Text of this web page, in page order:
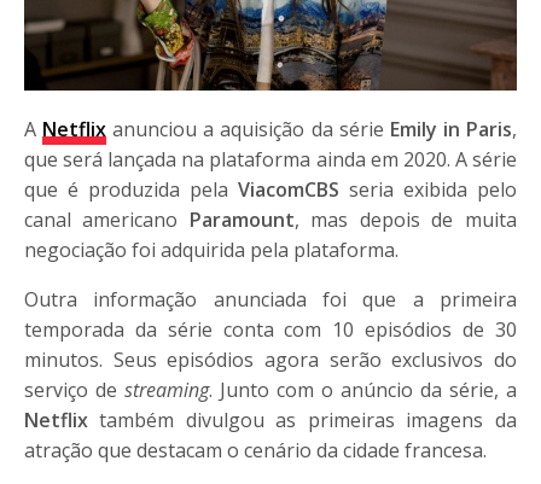
A Netflix anunciou a aquisição da série Emily in Paris,
que será lançada na plataforma ainda em 2020. A série
que é produzida pela ViacomCBS seria exibida pelo
canal americano Paramount, mas depois de muita
negociação foi adquirida pela plataforma.
Outra informação anunciada foi que a primeira
temporada da série conta com 10 episódios de 30
minutos. Seus episódios agora serão exclusivos do
serviço de streaming. Junto com o anúncio da série, a
Netflix também divulgou as primeiras imagens da
atração que destacam o cenário da cidade francesa.